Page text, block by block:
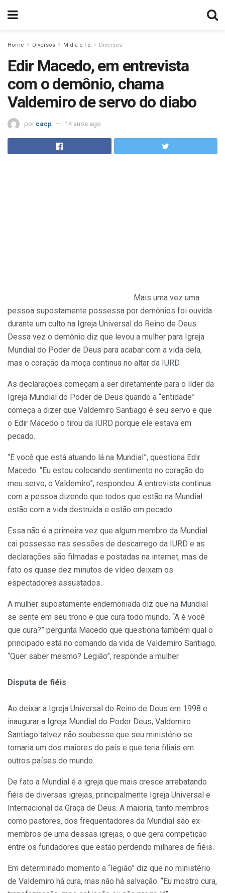
Home Diversos Mídia e Fé Diversos
Edir Macedo, em entrevista
com o demônio, chama
Valdemiro de servo do diabo
por cacp 14 anos ago
Mais uma vez uma
pessoa supostamente possessa por demônios foi ouvida
durante um culto na Igreja Universal do Reino de Deus.
Dessa vez o demônio diz que levou a mulher para Igreja
Mundial do Poder de Deus para acabar com a vida dela,
mas o coração da moça continua no altar da IURD.
As declarações começam a ser diretamente para o líder da
Igreja Mundial do Poder de Deus quando a “entidade”
começa a dizer que Valdemiro Santiago é seu servo e que
o Edir Macedo o tirou da IURD porque ele estava em
pecado.
“É você que está atuando lá na Mundial”, questiona Edir
Macedo. “Eu estou colocando sentimento no coração do
meu servo, o Valdemiro”, respondeu. A entrevista continua
com a pessoa dizendo que todos que estão na Mundial
estão com a vida destruída e estão em pecado.
Essa não é a primeira vez que algum membro da Mundial
cai possesso nas sessões de descarrego da IURD e as
declarações são filmadas e postadas na internet, mas de
fato os quase dez minutos de vídeo deixam os
espectadores assustados.
A mulher supostamente endemoniada diz que na Mundial
se sente em seu trono e que cura todo mundo. “A é você
que cura?” pergunta Macedo que questiona também qual o
principado está no comando da vida de Valdemiro Santiago.
“Quer saber mesmo? Legião”, responde a mulher.
Disputa de fiéis
Ao deixar a Igreja Universal do Reino de Deus em 1998 e
inaugurar a Igreja Mundial do Poder Deus, Valdemiro
Santiago talvez não soubesse que seu ministério se
tornaria um dos maiores do país e que teria filiais em
outros países do mundo.
De fato a Mundial é a igreja que mais cresce arrebatando
fiéis de diversas igrejas, principalmente Igreja Universal e
Internacional da Graça de Deus. A maioria, tanto membros
como pastores, dos frequentadores da Mundial são ex-
membros de uma dessas igrejas, o que gera competição
entre os fundadores que estão perdendo milhares de fiéis.
Em determinado momento a “legião” diz que no ministério
de Valdemiro há cura, mas não há salvação. “Eu mostro cura,